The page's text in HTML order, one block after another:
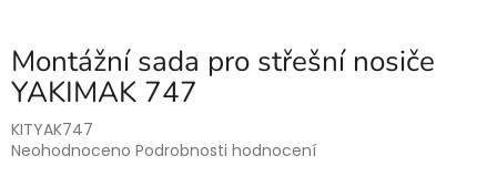
Montážní sada pro střešní nosiče
YAKIMAK 747
KITYAK747
Průměrné
Neohodnoceno Podrobnosti hodnocení